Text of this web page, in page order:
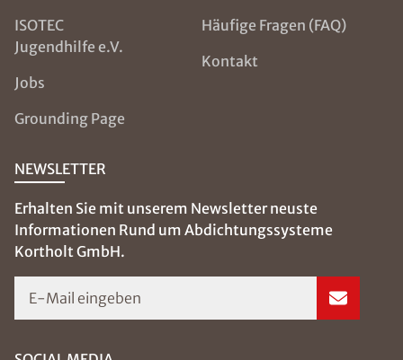
ISOTEC
Jugendhilfe e.V.
Jobs
Grounding Page
Häufige Fragen (FAQ)
Kontakt
NEWSLETTER
Erhalten Sie mit unserem Newsletter neuste
Informationen Rund um Abdichtungssysteme
Kortholt GmbH.
E-Mail eingeben